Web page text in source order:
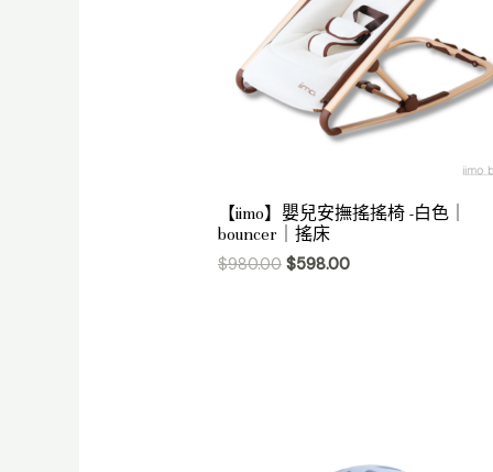
【iimo】嬰兒安撫搖搖椅 -白色｜
bouncer｜搖床
$980.00 $598.00